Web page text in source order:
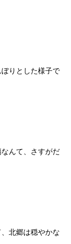
りとした様子で
んて、さすがだ
北郷は穏やかな